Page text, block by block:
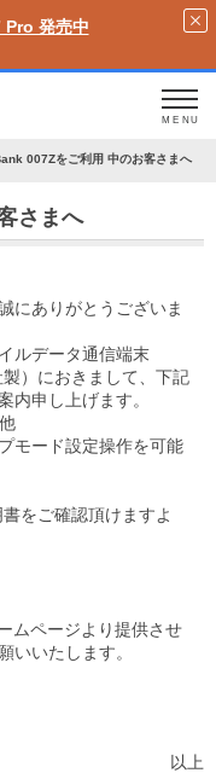
中
MENU
007Zをご利用 中のお客さまへ
さまへ
にありがとうございま
ルデータ通信端末
）におきまして、下記
内申し上げます。
モード設定操作を可能
をご確認頂けますよ
ムページより提供させ
いいたします。
以上